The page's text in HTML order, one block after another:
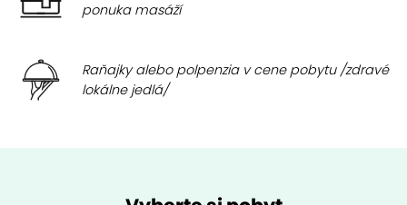
ponuka masáží
Raňajky alebo polpenzia v cene pobytu /zdravé
lokálne jedlá/